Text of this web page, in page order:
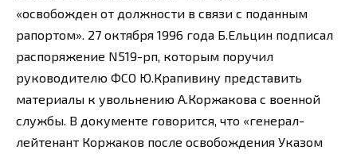
«освобожден от должности в связи с поданным
рапортом». 27 октября 1996 года Б.Ельцин подписал
распоряжение N519-рп, которым поручил
руководителю ФСО Ю.Крапивину представить
материалы к увольнению А.Коржакова с военной
службы. В документе говорится, что «генерал-
лейтенант Коржаков после освобождения Указом